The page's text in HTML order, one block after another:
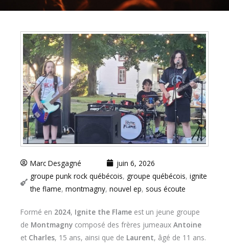
Marc Desgagné
juin 6, 2026
groupe punk rock québécois, groupe québécois, ignite
the flame, montmagny, nouvel ep, sous écoute
Formé en 2024, Ignite the Flame est un jeune groupe
de Montmagny composé des frères jumeaux Antoine
et Charles, 15 ans, ainsi que de Laurent, âgé de 11 ans.